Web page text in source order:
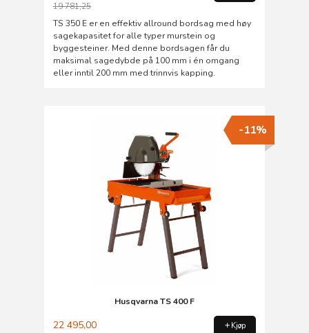
19 781,25
Rabatt
TS 350 E er en effektiv allround bordsag med høy
sagekapasitet for alle typer murstein og
byggesteiner. Med denne bordsagen får du
maksimal sagedybde på 100 mm i én omgang
eller inntil 200 mm med trinnvis kapping.
Husqvarna TS 400 F
22 495,00
-11%
Kjøp